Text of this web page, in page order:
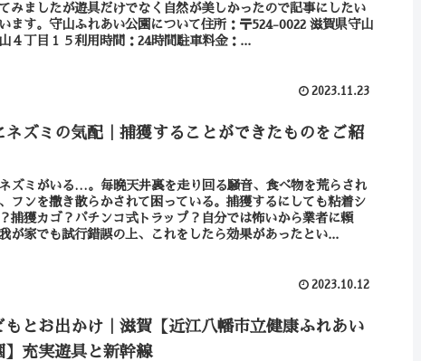
みましたが遊具だけでなく自然が美しかったので記事にしたい
ます。守山ふれあい公園について住所：〒524-0022 滋賀県守山
４丁目１５利用時間：24時間駐車料金：...
2023.11.23
ネズミの気配｜捕獲することができたものをご紹
ズミがいる…。毎晩天井裏を走り回る騒音、食べ物を荒らされ
フンを撒き散らかされて困っている。捕獲するにしても粘着シ
捕獲カゴ？パチンコ式トラップ？自分では怖いから業者に頼
が家でも試行錯誤の上、これをしたら効果があったとい...
2023.10.12
もとお出かけ｜滋賀【近江八幡市立健康ふれあい
】充実遊具と新幹線